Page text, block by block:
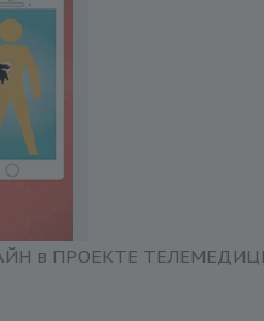
в ПРОЕКТЕ